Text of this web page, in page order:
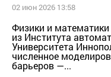
02 июн 2026 13:58
Физики и
из Института
Университета
численное
барьеров —...